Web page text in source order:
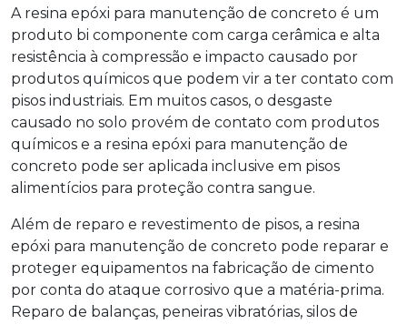
A resina epóxi para manutenção de concreto é um
produto bi componente com carga cerâmica e alta
resistência à compressão e impacto causado por
produtos químicos que podem vir a ter contato com
pisos industriais. Em muitos casos, o desgaste
causado no solo provém de contato com produtos
químicos e a resina epóxi para manutenção de
concreto pode ser aplicada inclusive em pisos
alimentícios para proteção contra sangue.
Além de reparo e revestimento de pisos, a resina
epóxi para manutenção de concreto pode reparar e
proteger equipamentos na fabricação de cimento
por conta do ataque corrosivo que a matéria-prima.
Reparo de balanças, peneiras vibratórias, silos de